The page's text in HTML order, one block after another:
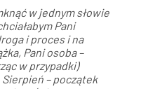
w jednym słowie
Pani
i proces i na
Pani osoba –
w przypadki)
– początek